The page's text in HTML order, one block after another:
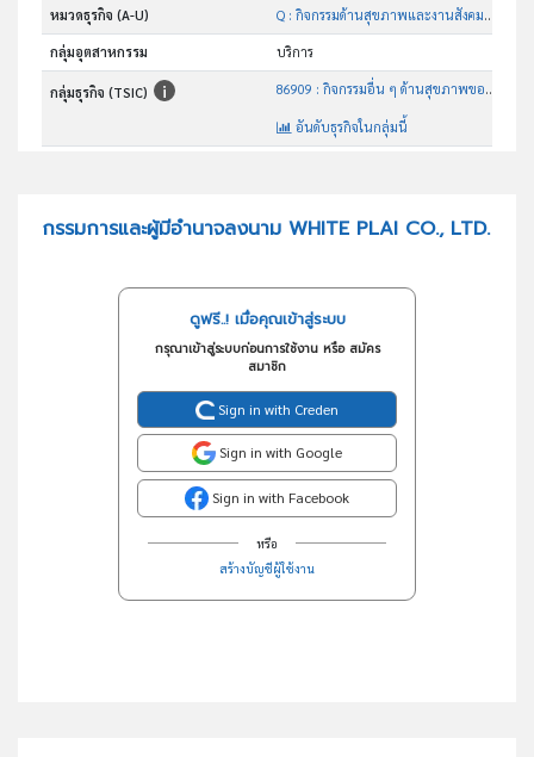
หมวดธุรกิจ (A-U) Q : กิจกรรมด้านสุขภาพและงานสังคมสงเคราะห์
กลุ่มอุตสาหกรรม บริการ
กลุ่มธุรกิจ (TSIC) 86909 : กิจกรรมอื่น ๆ ด้านสุขภาพของมนุษย์ ซึ่งมิได้จัดประเภทไว้ในที่อื่น
อันดับธุรกิจในกลุ่มนี้
กรรมการและผู้มีอำนาจลงนาม WHITE PLAI CO., LTD.
ดูฟรี..! เมื่อคุณเข้าสู่ระบบ
กรุณาเข้าสู่ระบบก่อนการใช้งาน หรือ สมัคร
สมาชิก
Sign in with Creden
Sign in with Google
Sign in with Facebook
หรือ
สร้างบัญชีผู้ใช้งาน